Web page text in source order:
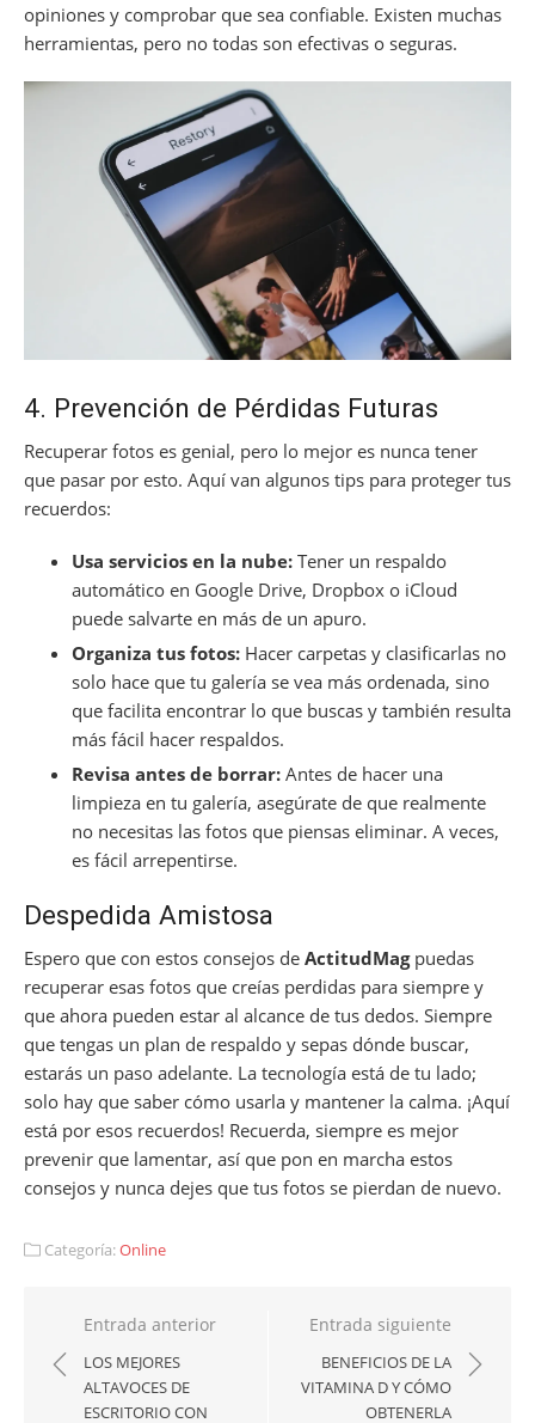
opiniones y comprobar que sea confiable. Existen muchas
herramientas, pero no todas son efectivas o seguras.
4. Prevención de Pérdidas Futuras
Recuperar fotos es genial, pero lo mejor es nunca tener
que pasar por esto. Aquí van algunos tips para proteger tus
recuerdos:
Usa servicios en la nube: Tener un respaldo
automático en Google Drive, Dropbox o iCloud
puede salvarte en más de un apuro.
Organiza tus fotos: Hacer carpetas y clasificarlas no
solo hace que tu galería se vea más ordenada, sino
que facilita encontrar lo que buscas y también resulta
más fácil hacer respaldos.
Revisa antes de borrar: Antes de hacer una
limpieza en tu galería, asegúrate de que realmente
no necesitas las fotos que piensas eliminar. A veces,
es fácil arrepentirse.
Despedida Amistosa
Espero que con estos consejos de ActitudMagpuedas
recuperar esas fotos que creías perdidas para siempre y
que ahora pueden estar al alcance de tus dedos. Siempre
que tengas un plan de respaldo y sepas dónde buscar,
estarás un paso adelante. La tecnología está de tu lado;
solo hay que saber cómo usarla y mantener la calma. ¡Aquí
está por esos recuerdos! Recuerda, siempre es mejor
prevenir que lamentar, así que pon en marcha estos
consejos y nunca dejes que tus fotos se pierdan de nuevo.
Categoría:Online
Navegación
de
entradas
Entrada anterior
LOS MEJORES
ALTAVOCES DE
ESCRITORIO CON
Entrada siguiente
BENEFICIOS DE LA
VITAMINA D Y CÓMO
OBTENERLA